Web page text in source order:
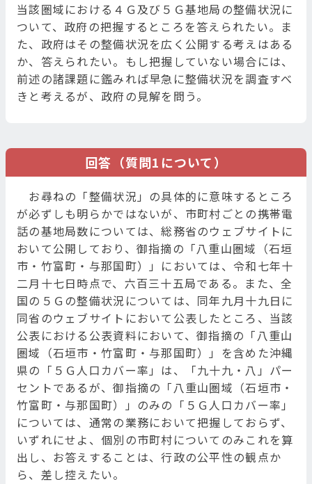
当該圏域における４Ｇ及び５Ｇ基地局の整備状況に
ついて、政府の把握するところを答えられたい。ま
た、政府はその整備状況を広く公開する考えはある
か、答えられたい。もし把握していない場合には、
前述の諸課題に鑑みれば早急に整備状況を調査すべ
きと考えるが、政府の見解を問う。
回答（質問1について）
お尋ねの「整備状況」の具体的に意味するところ
が必ずしも明らかではないが、市町村ごとの携帯電
話の基地局数については、総務省のウェブサイトに
おいて公開しており、御指摘の「八重山圏域（石垣
市・竹富町・与那国町）」においては、令和七年十
二月十七日時点で、六百三十五局である。また、全
国の５Ｇの整備状況については、同年九月十九日に
同省のウェブサイトにおいて公表したところ、当該
公表における公表資料において、御指摘の「八重山
圏域（石垣市・竹富町・与那国町）」を含めた沖縄
県の「５Ｇ人口カバー率」は、「九十九・八」パー
セントであるが、御指摘の「八重山圏域（石垣市・
竹富町・与那国町）」のみの「５Ｇ人口カバー率」
については、通常の業務において把握しておらず、
いずれにせよ、個別の市町村についてのみこれを算
出し、お答えすることは、行政の公平性の観点か
ら、差し控えたい。